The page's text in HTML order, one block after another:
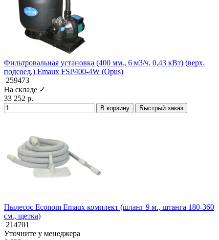
Фильтровальная установка (400 мм., 6 м3/ч, 0,43 кВт) (верх.
подсоед.) Emaux FSP400-4W (Opus)
259473
На складе ✓
33 252 р.
В корзину Быстрый заказ
Пылесос Econom Emaux комплект (шланг 9 м., штанга 180-360
см., щетка)
214701
Уточните у менеджера